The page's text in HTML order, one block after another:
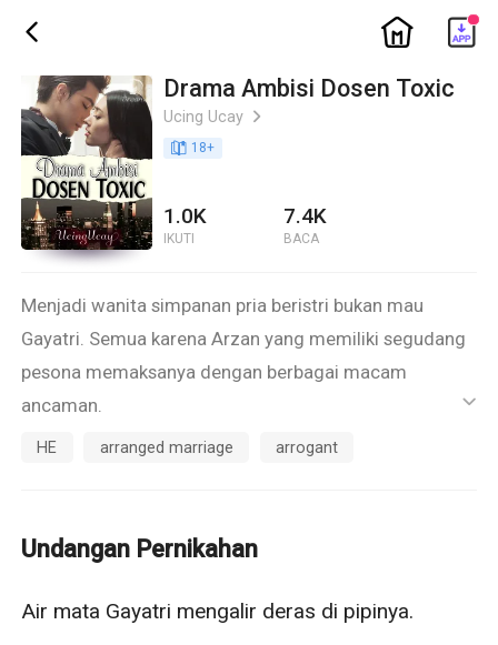
ic_back ic_home
Drama Ambisi Dosen Toxic
Ucing Ucay ic_arrow_right
book_age 18+
1.0K
IKUTI
7.4K
BACA
Menjadi wanita simpanan pria beristri bukan mau
Gayatri. Semua karena Arzan yang memiliki segudang
pesona memaksanya dengan berbagai macam
ancaman.
Arzan berambisi mendapatkan Gayatri bagaimanapun
Bagaimana jika ada pria lain yang tidak kalah
Bisakah Gayatri lepas dari hubungan toxic-nya dengan
ic_default
HE arranged marriage arrogant
Undangan Pernikahan
Air mata Gayatri mengalir deras di pipinya.